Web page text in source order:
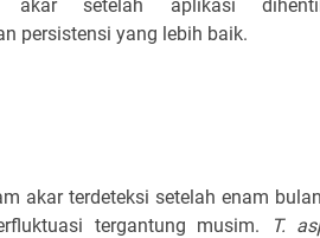
setelah aplikasi
persistensi yang lebih baik.
akar terdeteksi setelah enam
tergantung musim.
T.